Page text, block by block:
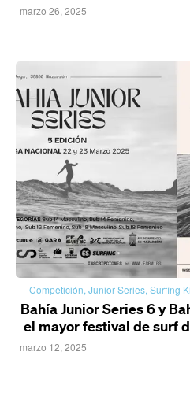
marzo 26, 2025
Competición, Junior Series, Surfing
Bahía Junior Series 6 y
el mayor festival de surf
marzo 12, 2025